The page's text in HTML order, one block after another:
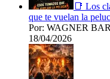
📑 Los
que te vuelan la
Por: WAGNER
18/04/2026